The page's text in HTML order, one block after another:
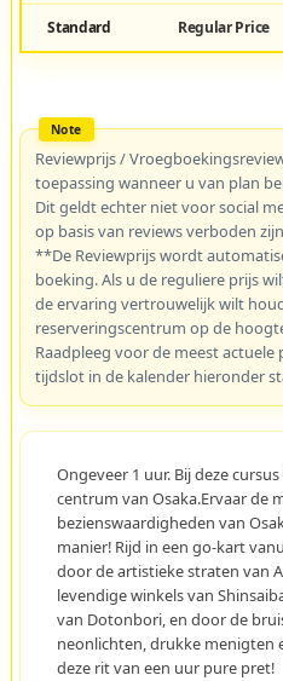
Standard Regular Price
Reviewprijs /
toepassing wanneer u van plan
Dit geldt echter niet voor social
op basis van reviews verboden
**De Reviewprijs wordt
boeking. Als u de reguliere prijs
de ervaring vertrouwelijk wilt
reserveringscentrum op de
Raadpleeg voor de meest
tijdslot in de kalender hieronder
Ongeveer 1 uur. Bij deze
centrum van Osaka.Ervaar de
bezienswaardigheden van
manier! Rijd in een go-kart
door de artistieke straten van
levendige winkels van
van Dotonbori, en door de
neonlichten, drukke menigten
deze rit van een uur pure pret!